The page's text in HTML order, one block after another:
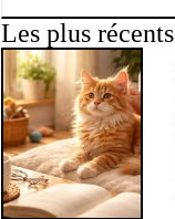
Les plus récents